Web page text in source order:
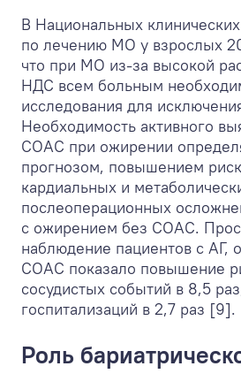
В Национальных
по лечению МО у взрослых
что при МО из-за высокой
НДС всем больным
исследования для
Необходимость активного
СОАС при ожирении
прогнозом, повышением
кардиальных и
послеоперационных
с ожирением без СОАС.
наблюдение пациентов с АГ,
СОАС показало повышение
сосудистых событий в 8,5
госпитализаций в 2,7 раз [9].
Роль